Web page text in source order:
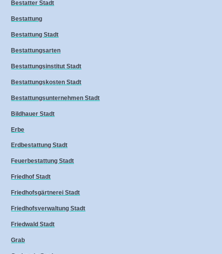
Bestatter Stadt
Bestattung
Bestattung Stadt
Bestattungsarten
Bestattungsinstitut Stadt
Bestattungskosten Stadt
Bestattungsunternehmen Stadt
Bildhauer Stadt
Erbe
Erdbestattung Stadt
Feuerbestattung Stadt
Friedhof Stadt
Friedhofsgärtnerei Stadt
Friedhofsverwaltung Stadt
Friedwald Stadt
Grab